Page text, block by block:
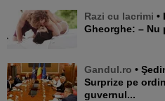
Razi cu lacrimi • BANCUL ZILEI. Badea
Gheorghe: – Nu
Gandul.ro • Şedinţă extraordinară la Guvern.
Surprize pe
guvernul...